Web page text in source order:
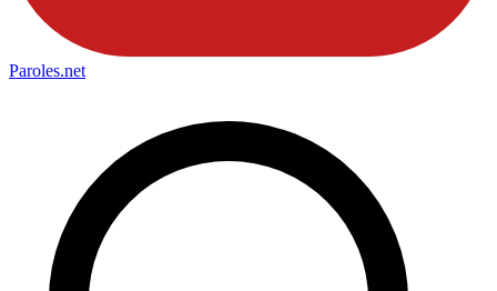
Paroles.net